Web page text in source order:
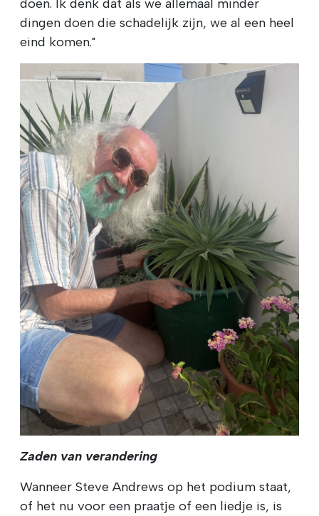
doen. Ik denk dat als we allemaal minder
dingen doen die schadelijk zijn, we al een heel
eind komen."
Zaden van verandering
Wanneer Steve Andrews op het podium staat,
of het nu voor een praatje of een liedje is, is